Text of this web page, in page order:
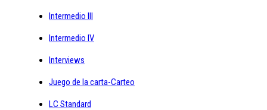
Intermedio III
Intermedio IV
Interviews
Juego de la carta-Carteo
LC Standard